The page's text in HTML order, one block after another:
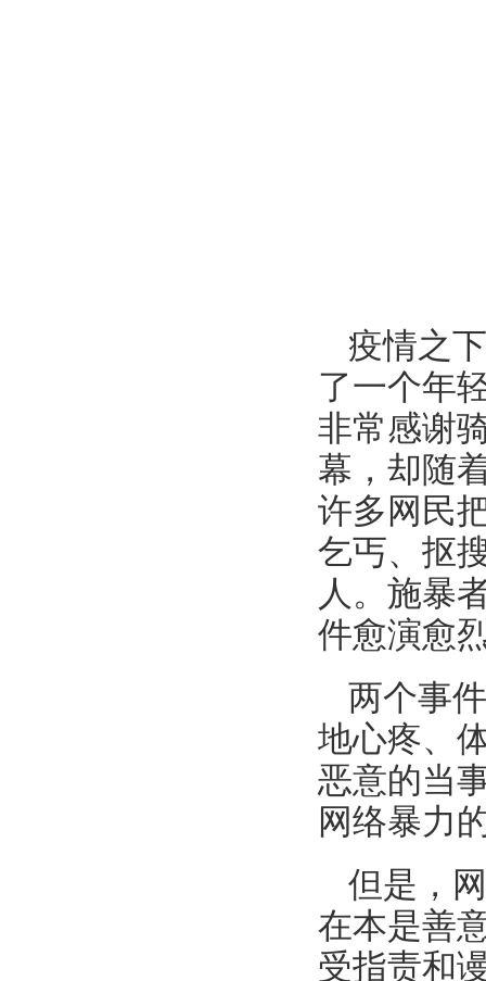
疫情之
了一个年
非常感谢
幕，却随
许多网民
乞丐、抠
人。施暴
件愈演愈
两个事
地心疼、
恶意的当
网络暴力
但是，
在本是善
受指责和